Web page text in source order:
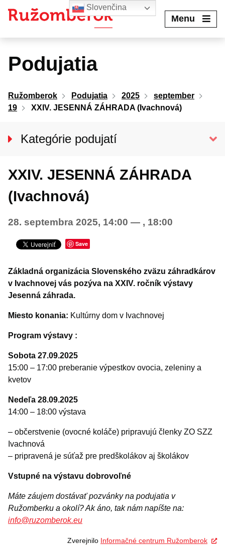
Menu
Podujatia
Ružomberok Podujatia 2025
september
19
XXIV. JESENNÁ ZÁHRADA (Ivachnová)
Kategórie podujatí
Kino Kultúra
Divadlo
Šport
Turistika
Iné podujatia
XXIV. JESENNÁ ZÁHRADA
(Ivachnová)
28. septembra 2025, 14:00 — , 18:00
Save
Základná organizácia Slovenského zväzu záhradkárov
v Ivachnovej vás pozýva na XXIV. ročník výstavy
Jesenná záhrada.
Miesto konania: Kultúrny dom v Ivachnovej
Program výstavy :
Sobota 27.09.2025
15:00 – 17:00 preberanie výpestkov ovocia, zeleniny a
kvetov
Nedeľa 28.09.2025
14:00 – 18:00 výstava
– občerstvenie (ovocné koláče) pripravujú členky ZO SZZ
Ivachnová
– pripravená je súťaž pre predškolákov aj školákov
Vstupné na výstavu dobrovoľné
Máte záujem dostávať pozvánky na podujatia v
Ružomberku a okolí? Ak áno, tak nám napíšte na:
info@ruzomberok.eu
Zverejnilo Informačné centrum Ružomberok
Slovenčina